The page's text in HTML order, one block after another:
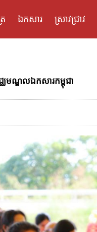
ឯកសារ ស្រាវជ្រាវ
មណ្ឌលឯកសារកម្ពុជា